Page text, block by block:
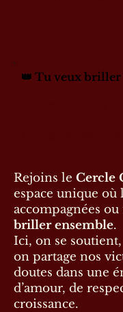
👑 Tu veux briller
Rejoins le Cercle
espace unique où
accompagnées
briller ensemble.
Ici, on se soutient,
on partage nos
doutes dans une
d’amour, de
croissance.